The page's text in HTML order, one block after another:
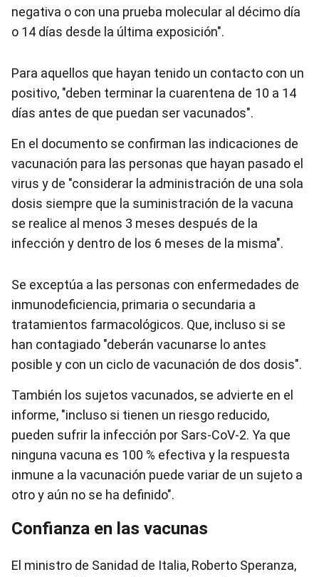
negativa o con una prueba molecular al décimo día
o 14 días desde la última exposición".
Para aquellos que hayan tenido un contacto con un
positivo, "deben terminar la cuarentena de 10 a 14
días antes de que puedan ser vacunados".
En el documento se confirman las indicaciones de
vacunación para las personas que hayan pasado el
virus y de "considerar la administración de una sola
dosis siempre que la suministración de la vacuna
se realice al menos 3 meses después de la
infección y dentro de los 6 meses de la misma".
Se exceptúa a las personas con enfermedades de
inmunodeficiencia, primaria o secundaria a
tratamientos farmacológicos. Que, incluso si se
han contagiado "deberán vacunarse lo antes
posible y con un ciclo de vacunación de dos dosis".
También los sujetos vacunados, se advierte en el
informe, "incluso si tienen un riesgo reducido,
pueden sufrir la infección por Sars-CoV-2. Ya que
ninguna vacuna es 100 % efectiva y la respuesta
inmune a la vacunación puede variar de un sujeto a
otro y aún no se ha definido".
Confianza en las vacunas
El ministro de Sanidad de Italia, Roberto Speranza,